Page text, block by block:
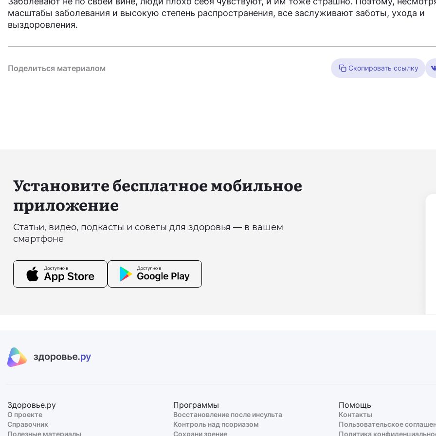
масштабы заболевания и высокую степень распространения, все заслуживают заботы, ухода и
выздоровления.
Поделиться материалом Скопировать ссылку
Установите бесплатное мобильное
приложение
Статьи, видео, подкасты и советы для здоровья — в вашем
смартфоне
Здоровье.ру
О проекте
Справочник
Полезные материалы
Программы
Восстановление после инсульта
Контроль над псориазом
Сохрани зрение
Помощь
Контакты
Пользовательское
Политика